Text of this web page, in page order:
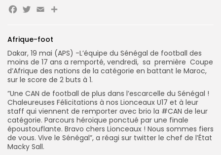
FR
Afrique-foot
Dakar, 19 mai (APS) -L’équipe du Sénégal de football des
moins de 17 ans a remporté, vendredi, sa première Coupe
d’Afrique des nations de la catégorie en battant le Maroc,
sur le score de 2 buts à 1.
”Une CAN de football de plus dans l’escarcelle du Sénégal !
Chaleureuses Félicitations à nos Lionceaux U17 et à leur
staff qui viennent de remporter avec brio la #CAN de leur
catégorie. Parcours héroïque ponctué par une finale
époustouflante. Bravo chers Lionceaux ! Nous sommes fiers
de vous. Vive le Sénégal”, a réagi sur twitter le chef de l’État
Macky Sall.
Facebook
Twitter
EmailPartager